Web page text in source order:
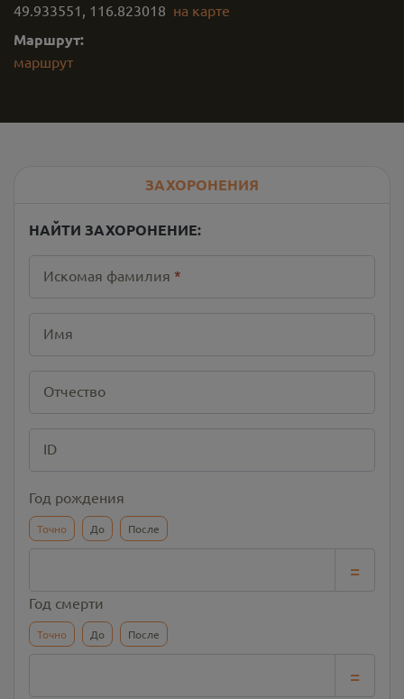
49.933551 , 116.823018 на карте
Маршрут:
маршрут
ЗАХОРОНЕНИЯ
НАЙТИ ЗАХОРОНЕНИЕ:
Искомая фамилия *
Имя
Отчество
ID
Год рождения
Точно До После
=
Год смерти
Точно До После
=